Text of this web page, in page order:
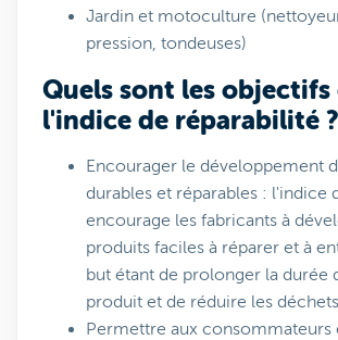
Jardin et motoculture
pression, tondeuses)
Quels sont les objectifs
l'indice de réparabilité ?
Encourager le développement
durables et réparables : l'indice
encourage les fabricants à
produits faciles à réparer et à
but étant de prolonger la durée
produit et de réduire les
Permettre aux consommateurs